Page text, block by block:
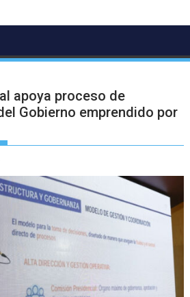
apoya proceso de
Gobierno emprendido por